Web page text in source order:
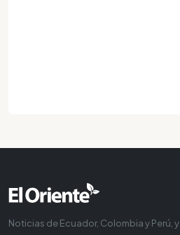
Noticias de Ecuador, Colombia y Perú, y